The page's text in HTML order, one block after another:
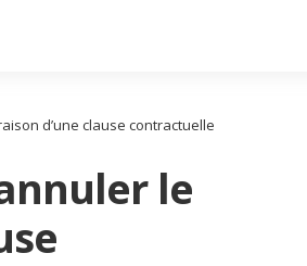
d’une clause contractuelle
le